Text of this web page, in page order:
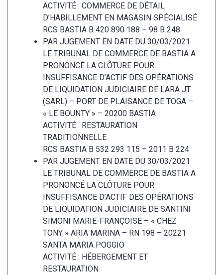
ACTIVITÉ : COMMERCE DE DÉTAIL
D’HABILLEMENT EN MAGASIN SPÉCIALISÉ
RCS BASTIA B 420 890 188 – 98 B 248
PAR JUGEMENT EN DATE DU 30/03/2021
LE TRIBUNAL DE COMMERCE DE BASTIA A
PRONONCÉ LA CLÔTURE POUR
INSUFFISANCE D’ACTIF DES OPÉRATIONS
DE LIQUIDATION JUDICIAIRE DE LARA JT
(SARL) – PORT DE PLAISANCE DE TOGA –
« LE BOUNTY » – 20200 BASTIA
ACTIVITÉ : RESTAURATION
TRADITIONNELLE
RCS BASTIA B 532 293 115 – 2011 B 224
PAR JUGEMENT EN DATE DU 30/03/2021
LE TRIBUNAL DE COMMERCE DE BASTIA A
PRONONCÉ LA CLÔTURE POUR
INSUFFISANCE D’ACTIF DES OPÉRATIONS
DE LIQUIDATION JUDICIAIRE DE SANTINI
SIMONI MARIE-FRANÇOISE – « CHEZ
TONY » ARIA MARINA – RN 198 – 20221
SANTA MARIA POGGIO
ACTIVITÉ : HÉBERGEMENT ET
RESTAURATION